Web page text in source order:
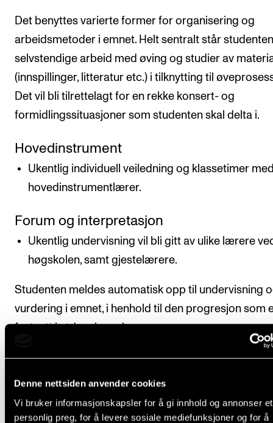
Denne nettsiden anvender cookies
Vi bruker informasjonskapsler for å gi innhold og annonser et
personlig preg, for å levere sosiale mediefunksjoner og for å
Det benyttes varierte former for organisering og
arbeidsmetoder i emnet. Helt sentralt står
selvstendige arbeid med øving og studier av
(innspillinger, litteratur etc.) i tilknytting til
Det vil bli tilrettelagt for en rekke konsert- og
formidlingssituasjoner som studenten skal delta i.
Hovedinstrument
Ukentlig individuell veiledning og klassetimer
hovedinstrumentlærer.
Forum og interpretasjon
Ukentlig undervisning vil bli gitt av ulike lærere
høgskolen, samt gjestelærere.
Studenten meldes automatisk opp til undervisning
vurdering i emnet, i henhold til den progresjon som
fastsatt i utdanningsplanen.
For oversikt over forventet studieprogresjon og
”Organisering” under beskrivelsen av det enkelte
studieprogram.